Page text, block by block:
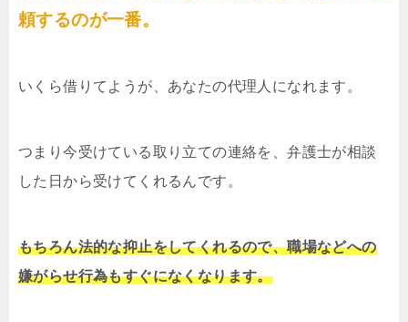
頼するのが一番。
いくら借りてようが、あなたの代理人になれます。
つまり今受けている取り立ての連絡を、弁護士が相談
した日から受けてくれるんです。
もちろん法的な抑止をしてくれるので、職場などへの
嫌がらせ行為もすぐになくなります。